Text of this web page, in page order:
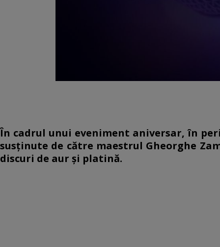
În cadrul unui eveniment aniversar, în
susținute de către maestrul Gheorghe
discuri de aur şi platină.